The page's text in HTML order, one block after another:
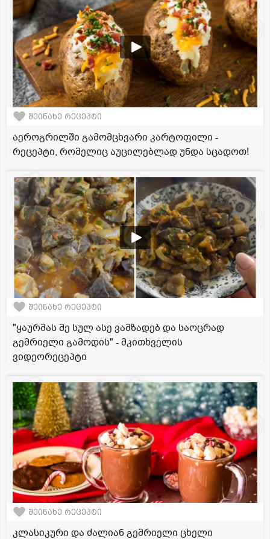
შეინახე რეცეპტი
აეროგრილში გამომცხვარი კარტოფილი -
რეცეპტი, რომელიც აუცილებლად უნდა სცადოთ!
შეინახე რეცეპტი
"ყაურმას მე სულ ასე ვამზადებ და საოცრად
გემრიელი გამოდის" - მკითხველის
ვიდეორეცეპტი
შეინახე რეცეპტი
კლასიკური და ძალიან გემრიელი ცხელი